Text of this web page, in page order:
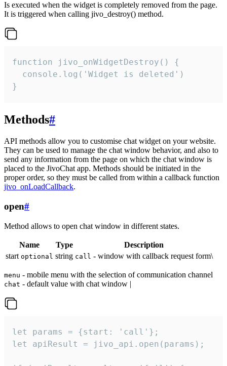
Is executed when the widget is completely removed from the page.
It is triggered when calling jivo_destroy() method.
function jivo_onWidgetDestroy() {
  console.log('Widget is deleted')
}
Methods#
API methods allow you to customise chat widget on your website.
They can be used to manage the chat window behavior, and also to
send any information from the page on which the chat window is
placed to the JivoChat app. Methods should be initiated in the
proper order, so they must be called from within a callback function
jivo_onLoadCallback.
open#
Method allows to open chat window in different states.
Name Type
Description
start optional string call - window with callback request form\
menu - mobile menu with the selection of communication channel
chat - default value with chat window |
let params = {start: 'call'};
let apiResult = jivo_api.open(params);